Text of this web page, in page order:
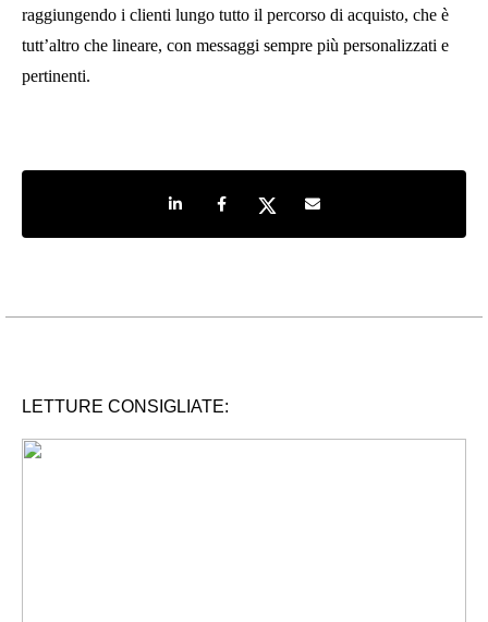
raggiungendo i clienti lungo tutto il percorso di acquisto, che è
tutt’altro che lineare, con messaggi sempre più personalizzati e
pertinenti.
Share on LinkedIn
Share on Facebook
Share on TwitterShare by e-mail
LETTURE CONSIGLIATE: